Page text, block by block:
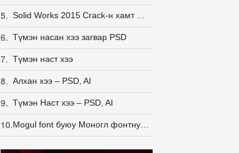
5.
6. Түмэн насан хээ загвар PSD
7. Түмэн наст хээ
8. Алхан хээ – PSD, AI
9. Түмэн Наст хээ – PSD, AI
10.